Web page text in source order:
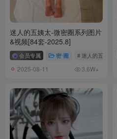
迷人的五姨太-微密圈系列图片
&视频[84套-2025.8]
会员专属 密⋅圈 # 迷人的五姨太
2025-08-11 3.6W+